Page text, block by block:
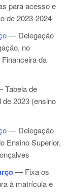
para acesso e
de 2023-2024
— Delegação
no
da
Tabela de
2023 (ensino
— Delegação
Ensino Superior,
— Fixa os
à matrícula e